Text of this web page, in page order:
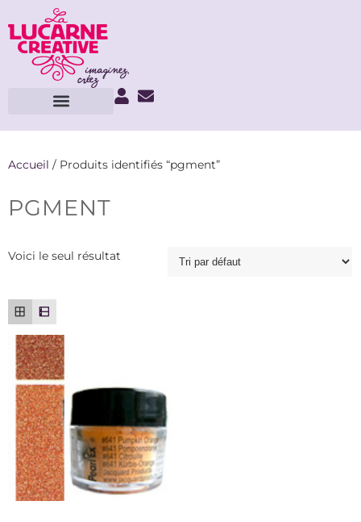
Accueil / Produits identifiés “pgment”
PGMENT
Voici le seul résultat